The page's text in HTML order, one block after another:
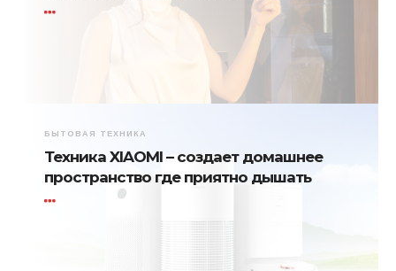
БЫТОВАЯ ТЕХНИКА
Техника XIAOMI – создает домашнее
пространство где приятно дышать